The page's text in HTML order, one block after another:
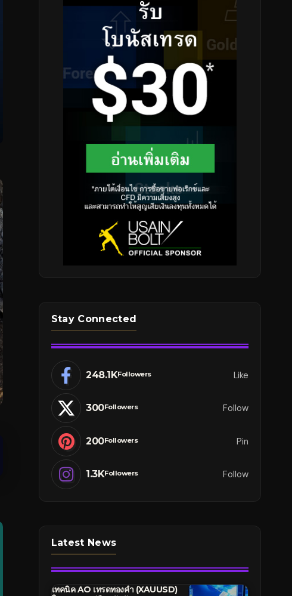
Stay Connected
248.1KFollowers Like
300Followers Follow
200Followers Pin
1.3KFollowers Follow
Latest News
เทคนิค AO เทรดทองคำ (XAUUSD)